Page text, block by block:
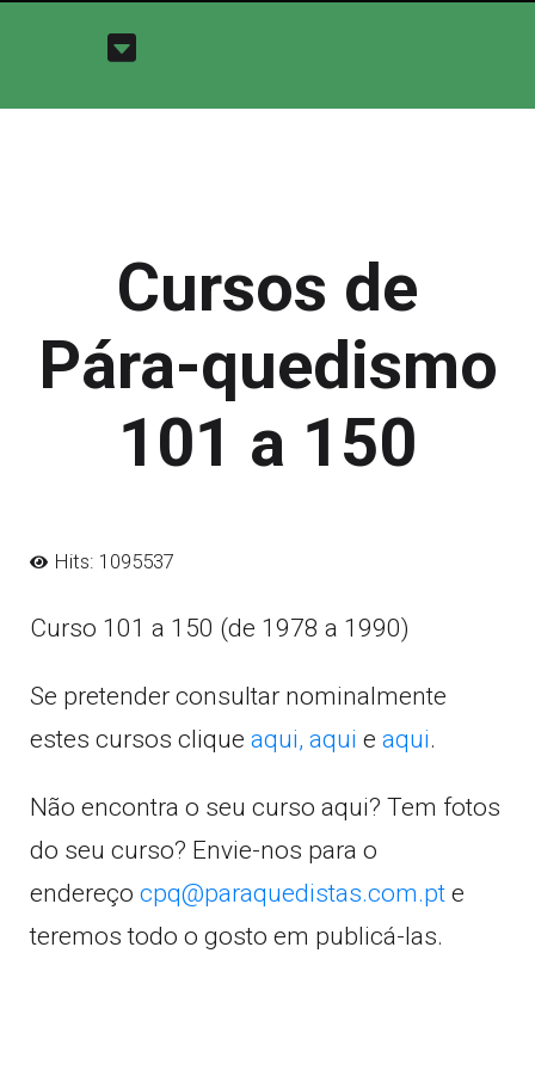
Cursos de
Pára-quedismo
101 a 150
Hits: 1095537
Curso 101 a 150 (de 1978 a 1990)
Se pretender consultar nominalmente
estes cursos clique aqui, aqui e aqui.
Não encontra o seu curso aqui? Tem fotos
do seu curso? Envie-nos para o
endereço cpq@paraquedistas.com.pt e
teremos todo o gosto em publicá-las.